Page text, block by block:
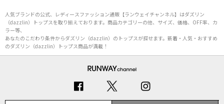
人気ブランドの公式、レディースファッション通販【ランウェイチャンネル】はダズリン
（dazzlin）トップスを取り揃えております。商品カテゴリーの他、サイズ、価格、OFF率、カ
ラー等、
あなたのこだわり条件からダズリン（dazzlin）のトップスが探せます。新着・人気・おすすめ
のダズリン（dazzlin）トップス商品が満載！